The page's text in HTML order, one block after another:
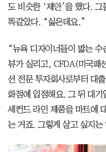
도 비슷한 ‘제안’을 했다.
똑같았다. “싫은데요.”
“뉴욕 디자이너들이 밟는
뷰가 실리고, CFDA(미국패
션 전문 투자회사로부터 대
화점에 입점해요. 그 뒤 대
세컨드 라인 제품을 마트에
는 거죠. 그렇게 살고 싶지는